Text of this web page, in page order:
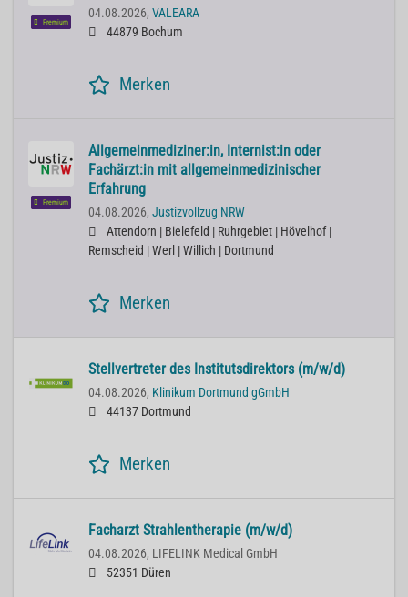
Premium
04.08.2026, VALEARA
44879 Bochum
Merken
Premium
Allgemeinmediziner:in, Internist:in oder
Fachärzt:in mit allgemeinmedizinischer
Erfahrung
04.08.2026, Justizvollzug NRW
Attendorn | Bielefeld | Ruhrgebiet | Hövelhof |
Remscheid | Werl | Willich | Dortmund
Merken
Stellvertreter des Institutsdirektors (m/w/d)
04.08.2026, Klinikum Dortmund gGmbH
44137 Dortmund
Merken
Facharzt Strahlentherapie (m/w/d)
04.08.2026, LIFELINK Medical GmbH
52351 Düren